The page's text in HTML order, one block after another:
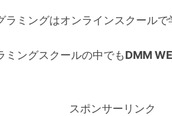
ミングはオンラインスクールで
ミングスクールの中でもDMM
スポンサーリンク